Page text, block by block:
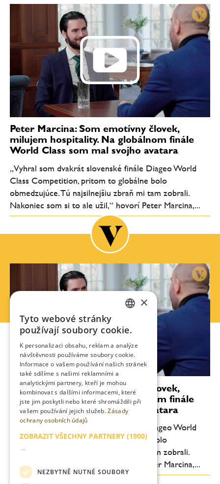
Peter Marcina: Som emotívny človek,
milujem hospitality. Na globálnom finále
World Class som mal svojho avatara
„Vyhral som dvakrát slovenské finále Diageo World
Class Competition, pritom to globálne bolo
obmedzujúce. Tú najsilnejšiu zbraň mi tam zobrali.
Nakoniec som si to ale užil,“ hovorí Peter Marcina,...
Peter Marcina: Som emotívny človek,
milujem hospitality. Na globálnom finále
World Class som mal svojho avatara
„Vyhral som dvakrát slovenské finále Diageo World
Class Competition, pritom to globálne bolo
obmedzujúce. Tú najsilnejšiu zbraň mi tam zobrali.
Nakoniec som si to ale užil,“ hovorí Peter Marcina,...
ENGLISH
×
Tyto webové stránky
používají soubory cookie.
K personalizaci obsahu, reklam a analýze
návštěvnosti používáme soubory cookie.
Informace o vašem používání našich stránek
také sdílíme s našimi reklamními a
analytickými partnery, kteří je mohou
kombinovat s dalšími informacemi, které
jste jim poskytli nebo které shromáždili při
vašem používání jejich služeb.Zásady
ochrany osobních údajů
ZOBRAZIT VŠECHNY PARTNERY (1900)
→
NEZBYTNĚ NUTNÉ SOUBORY